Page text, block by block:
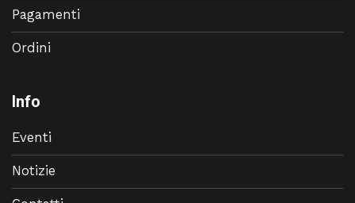
Pagamenti
Ordini
Info
Eventi
Notizie